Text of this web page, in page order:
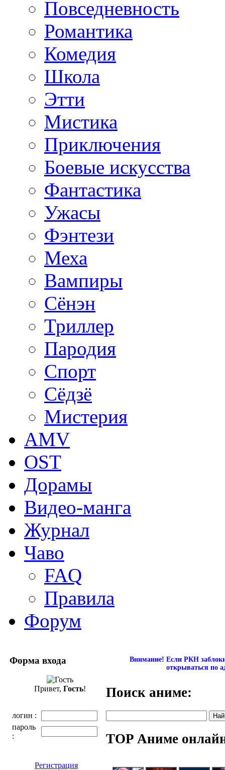
Повседневность
Романтика
Комедия
Школа
Этти
Мистика
Приключения
Боевые искусства
Фантастика
Ужасы
Фэнтези
Меха
Вампиры
Сёнэн
Триллер
Пародия
Спорт
Сёдзё
Мистерия
AMV
OST
Дорамы
Видео-манга
Журнал
Чаво
FAQ
Правила
Форум
Форма входа
Привет, Гость!
логин :
пароль
:
Регистрация
Внимание! Если РКН
открываться по
Поиск аниме:
TOP Аниме